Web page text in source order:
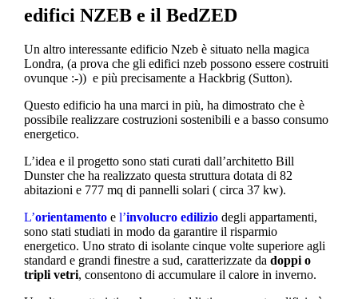
edifici NZEB e il BedZED
Un altro interessante edificio Nzeb è situato nella magica
Londra, (a prova che gli edifici nzeb possono essere costruiti
ovunque :-)) e più precisamente a Hackbrig (Sutton).
Questo edificio ha una marci in più, ha dimostrato che è
possibile realizzare costruzioni sostenibili e a basso consumo
energetico.
L’idea e il progetto sono stati curati dall’architetto Bill
Dunster che ha realizzato questa struttura dotata di 82
abitazioni e 777 mq di pannelli solari ( circa 37 kw).
L’orientamento e l’involucro edilizio degli appartamenti,
sono stati studiati in modo da garantire il risparmio
energetico. Uno strato di isolante cinque volte superiore agli
standard e grandi finestre a sud, caratterizzate da doppi o
tripli vetri, consentono di accumulare il calore in inverno.